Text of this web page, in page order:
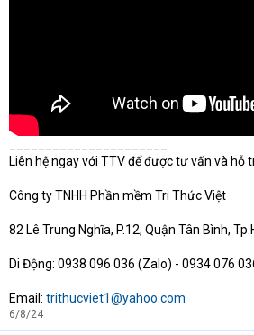
Liên hệ ngay với TTV để được tư vấn và hỗ
Công ty TNHH Phần mềm Tri Thức Việt
82 Lê Trung Nghĩa, P.12, Quận Tân Bình,
Di Động: 0938 096 036 (Zalo) - 0934 076
Email: trithucviet1@yahoo.com
6/8/24